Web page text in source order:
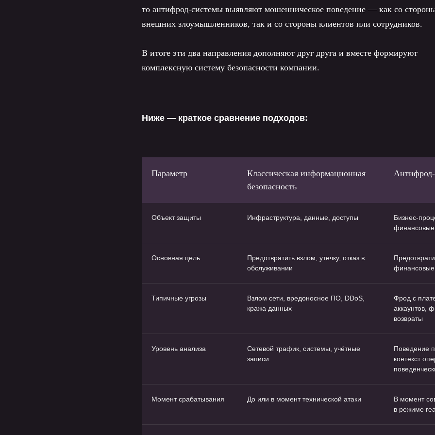
то антифрод-системы выявляют мошенническое поведение — как со
внешних злоумышленников, так и со стороны клиентов или сотрудников.
В итоге эти два направления дополняют друг друга и вместе формируют
комплексную систему безопасности компании.
Ниже — краткое сравнение подходов:
Параметр
Классическая информационная
безопасность
Объект защиты Инфраструктура, данные, доступы
Бизнес-
финансовые
Основная цель
Предотвратить взлом, утечку, отказ в
обслуживании
финансовые
Типичные угрозы
Взлом сети, вредоносное ПО, DDoS,
кража данных
Фрод с
аккаунтов,
возвраты
Уровень анализа
Сетевой трафик, системы, учётные
записи
Поведение
контекст
Момент срабатывания До или в момент технической атаки
В момент
в режиме